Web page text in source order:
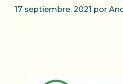
17 septiembre, 2021 por